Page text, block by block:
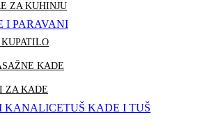
ZA KUHINJU
I PARAVANI
KADE
ZA KADE
TUŠ KADE I TUŠ